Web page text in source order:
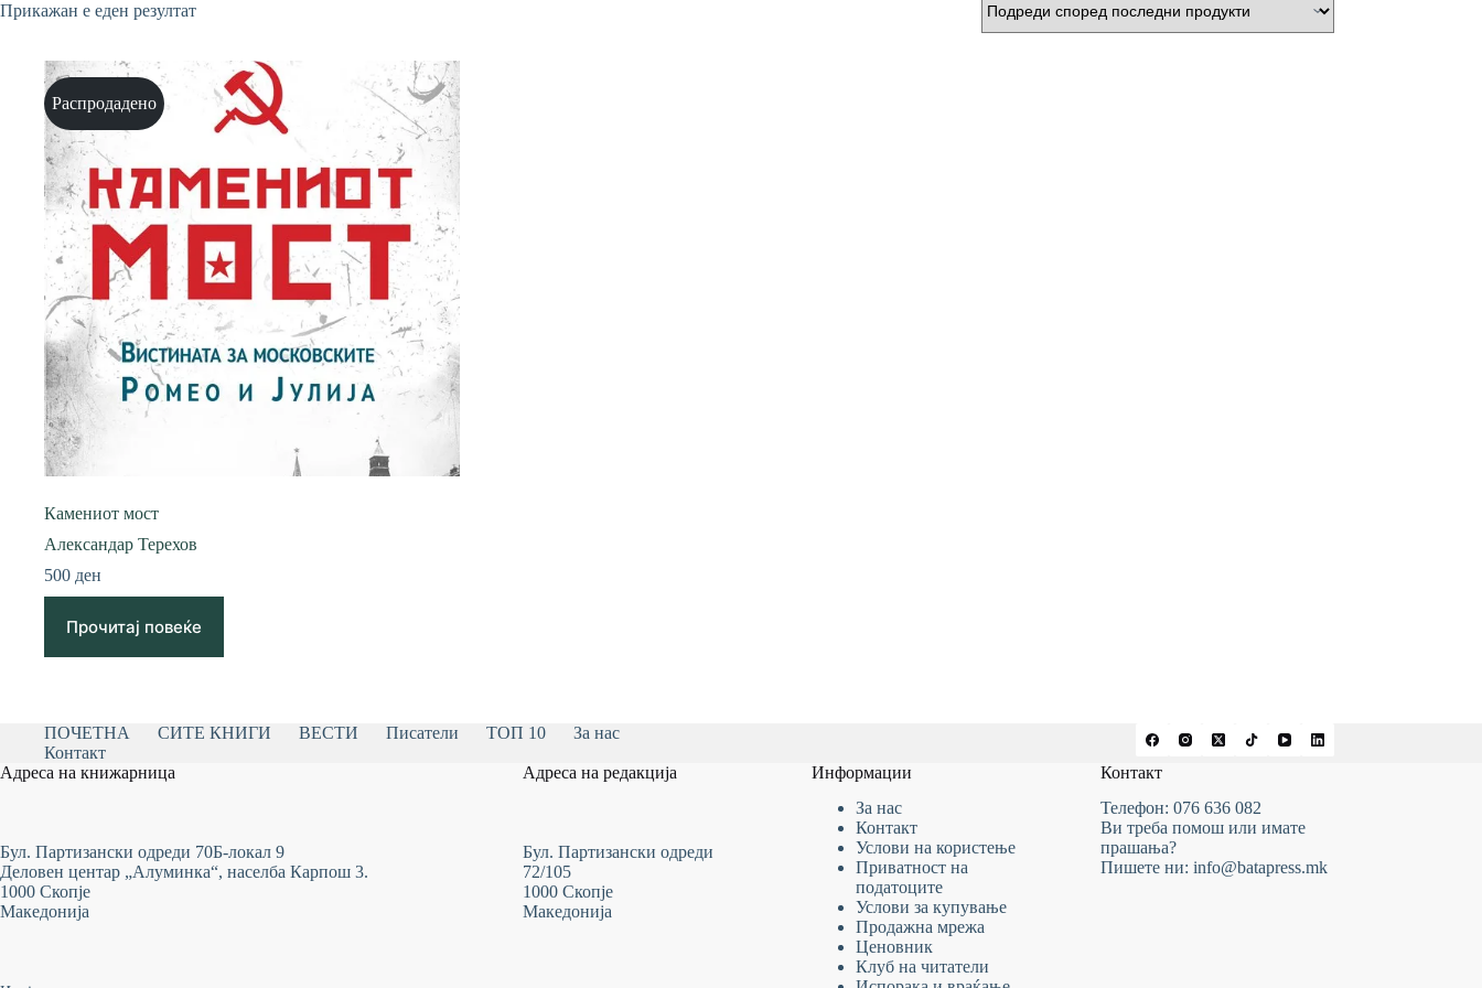
Прикажан е еден резултат
Распродадено
Камениот мост
Александар Терехов
500 ден
Прочитај повеќе
ПОЧЕТНА СИТЕ КНИГИ ВЕСТИ Писатели ТОП 10
За нас
Контакт
Адреса на книжарница
Бул. Партизански одреди 70Б-локал 9
Деловен центар „Алуминка“, населба Карпош 3.
1000 Скопје
Македонија
Адреса на редакција
Бул. Партизански одреди
72/105
1000 Скопје
Македонија
Информации
За нас
Контакт
Услови на користење
Приватност на
податоците
Услови за купување
Продажна мрежа
Ценовник
Клуб на читатели
Контакт
Телефон: 076 636 082
Ви треба помош или имате
прашања?
Пишете ни: info@batapress.mk